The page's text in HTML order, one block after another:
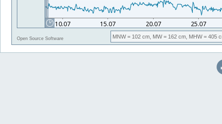
Open Source Software MNW= 102 cm, MW= 162 cm, MHW= 405